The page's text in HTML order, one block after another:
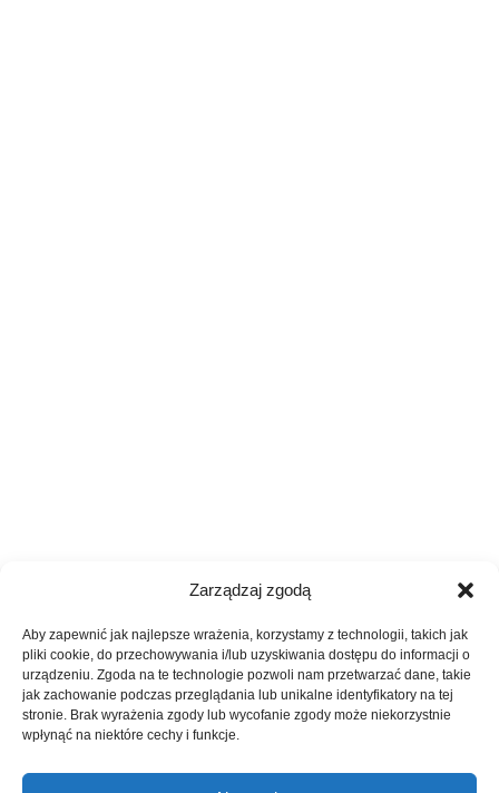
Zarządzaj zgodą
Aby zapewnić jak najlepsze wrażenia, korzystamy z technologii, takich jak
pliki cookie, do przechowywania i/lub uzyskiwania dostępu do informacji o
urządzeniu. Zgoda na te technologie pozwoli nam przetwarzać dane, takie
jak zachowanie podczas przeglądania lub unikalne identyfikatory na tej
stronie. Brak wyrażenia zgody lub wycofanie zgody może niekorzystnie
wpłynąć na niektóre cechy i funkcje.